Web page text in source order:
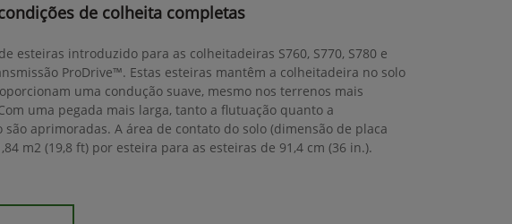
de colheita completas
esteiras introduzido para as colheitadeiras S760, S770, S780 e
ProDrive™. Estas esteiras mantêm a colheitadeira no solo
uma condução suave, mesmo nos terrenos mais
uma pegada mais larga, tanto a flutuação quanto a
são aprimoradas. A área de contato do solo (dimensão de placa
m2 (19,8 ft) por esteira para as esteiras de 91,4 cm (36 in.).